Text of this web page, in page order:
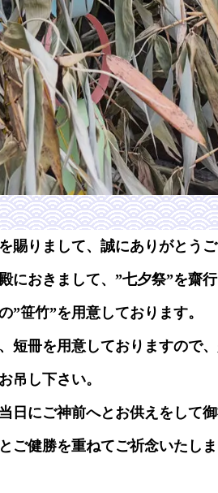
賜りまして、誠にありがとうご
におきまして、”七夕祭”を齋行
”笹竹”を用意しております。
短冊を用意しておりますので
吊し下さい。
日にご神前へとお供えをして御
ご健勝を重ねてご祈念いたし